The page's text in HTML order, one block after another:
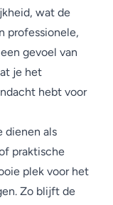
wat de
professionele,
gevoel van
je het
hebt voor
dienen als
praktische
plek voor het
Zo blijft de